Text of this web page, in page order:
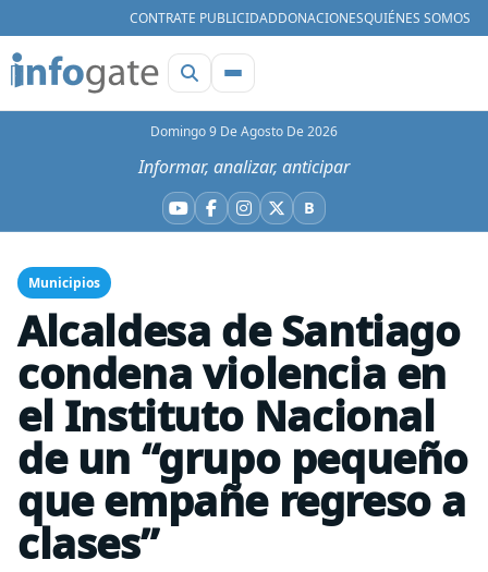
CONTRATE PUBLICIDADDONACIONESQUIÉNES SOMOS
Domingo 9 De Agosto De 2026
Informar, analizar, anticipar
YouTube
Facebook
Instagram
X BBluesky
Municipios
Alcaldesa de Santiago
condena violencia en
el Instituto Nacional
de un “grupo pequeño
que empañe regreso a
clases”